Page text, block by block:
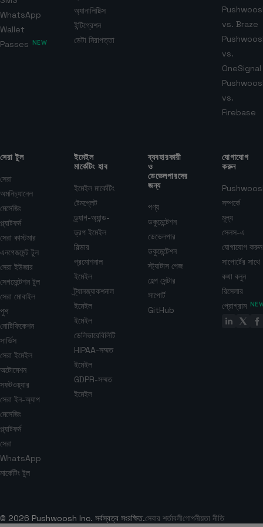
WhatsApp
Wallet
Passes
NEW
অ্যানালিটিক্স
ইন্টিগ্রেশন
ডেটা নিরাপত্তা
vs. Braze
vs.
OneSignal
vs.
Firebase
সেরা টুল
সেরা
অমনিচ্যানেল
মেসেজিং
প্ল্যাটফর্ম
সেরা কাস্টমার
এনগেজমেন্ট টুল
সেরা ইউজার
সেগমেন্টেশন টুল
সেরা মোবাইল
পুশ
নোটিফিকেশন
সার্ভিস
সেরা ইমেইল
অটোমেশন
সফটওয়্যার
সেরা ইন-অ্যাপ
মেসেজিং
প্ল্যাটফর্ম
সেরা
WhatsApp
মার্কেটিং টুল
ইমেইল
মার্কেটিং হাব
ইমেইল মার্কেটিং
টেমপ্লেট
ড্র্যাগ-অ্যান্ড-
ড্রপ ইমেইল
বিল্ডার
প্রমোশনাল
ইমেইল
ট্র্যানজ্যাকশনাল
ইমেইল
ইমেইল
ডেলিভারেবিলিটি
HIPAA-সম্মত
ইমেইল
GDPR-সম্মত
ইমেইল
ব্যবহারকারী
ও
ডেভেলপারদের
জন্য
পণ্য
ডকুমেন্টেশন
ডেভেলপার
ডকুমেন্টেশন
স্ট্যাটাস পেজ
হেল্প সেন্টার
সাপোর্ট
GitHub
যোগাযোগ
করুন
সম্পর্কে
মূল্য
সেলস-এ
যোগাযোগ করুন
সাপোর্টের সাথে
কথা বলুন
রিসেলার
প্রোগ্রাম
© 2026 Pushwoosh Inc. সর্বস্বত্ব সংরক্ষিত.সেবার শর্তাবলীগোপনীয়তা নীতি